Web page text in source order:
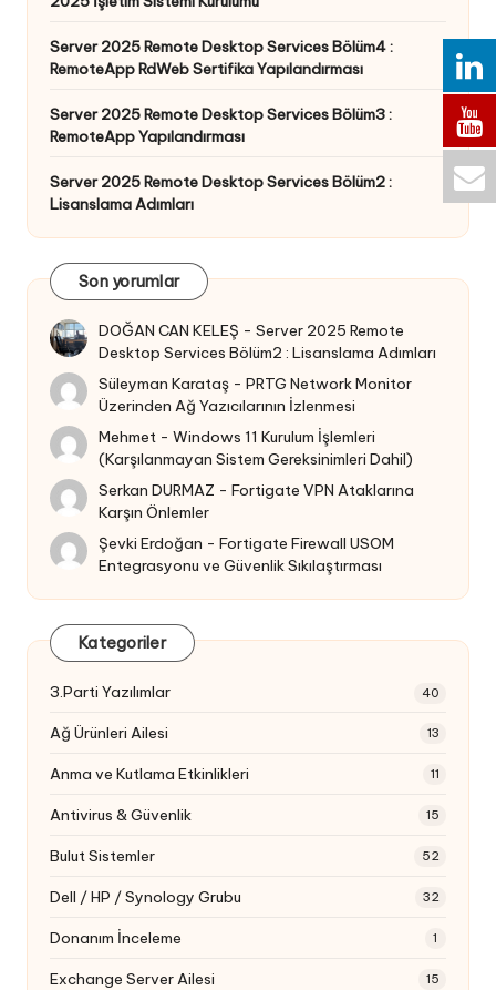
Server 2025 Remote Desktop Services Bölüm4 :
RemoteApp RdWeb Sertifika Yapılandırması
Server 2025 Remote Desktop Services Bölüm3 :
RemoteApp Yapılandırması
Server 2025 Remote Desktop Services Bölüm2 :
Lisanslama Adımları
Son yorumlar
DOĞAN CAN KELEŞ -Server 2025 Remote
Desktop Services Bölüm2 : Lisanslama Adımları
Süleyman Karataş -PRTG Network Monitor
Üzerinden Ağ Yazıcılarının İzlenmesi
Mehmet -Windows 11 Kurulum İşlemleri
(Karşılanmayan Sistem Gereksinimleri Dahil)
Serkan DURMAZ -Fortigate VPN Ataklarına
Karşın Önlemler
Şevki Erdoğan -Fortigate Firewall USOM
Entegrasyonu ve Güvenlik Sıkılaştırması
Kategoriler
3.Parti Yazılımlar 40
Ağ Ürünleri Ailesi 13
Anma ve Kutlama Etkinlikleri 11
Antivirus & Güvenlik 15
Bulut Sistemler 52
Dell / HP / Synology Grubu 32
Donanım İnceleme 1
Exchange Server Ailesi 15